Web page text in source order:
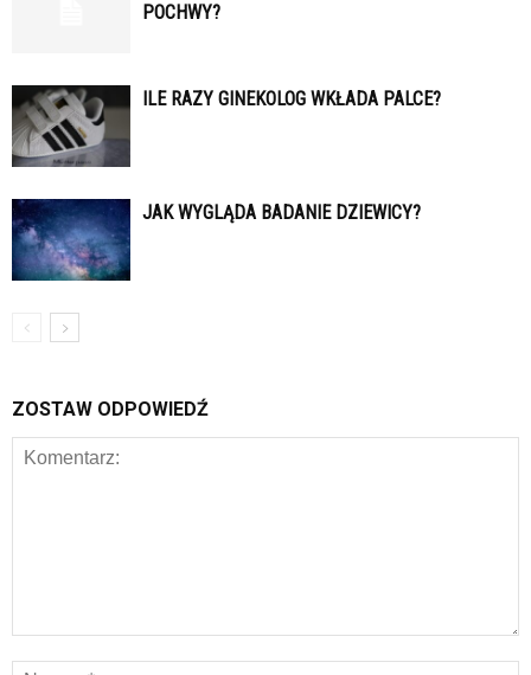
POCHWY?
ILE RAZY GINEKOLOG WKŁADA PALCE?
JAK WYGLĄDA BADANIE DZIEWICY?
ZOSTAW ODPOWIEDŹ